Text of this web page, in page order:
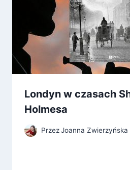
Londyn w czasach
Holmesa
PrzezJoanna Zwierzyńska